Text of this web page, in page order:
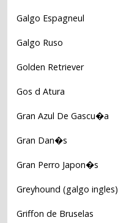
Galgo Espagneul
Galgo Ruso
Golden Retriever
Gos d Atura
Gran Azul De Gascu�a
Gran Dan�s
Gran Perro Japon�s
Greyhound (galgo ingles)
Griffon de Bruselas